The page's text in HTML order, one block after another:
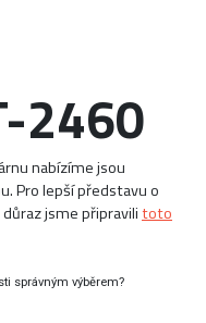
2460
nabízíme jsou
Pro lepší představu o
jsme připravilitoto
správným výběrem?